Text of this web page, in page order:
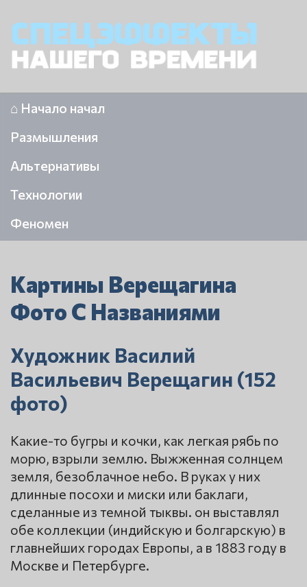
⌂ Начало начал
Размышления
Альтернативы
Технологии
Феномен
Картины Верещагина
Фото С Названиями
Художник Василий
Васильевич Верещагин (152
фото)
Какие-то бугры и кочки, как легкая рябь по
морю, взрыли землю. Выжженная солнцем
земля, безоблачное небо. В руках у них
длинные посохи и миски или баклаги,
сделанные из темной тыквы. он выставлял
обе коллекции (индийскую и болгарскую) в
главнейших городах Европы, а в 1883 году в
Москве и Петербурге.